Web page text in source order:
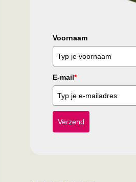
Voornaam
E-mail*
Verzend